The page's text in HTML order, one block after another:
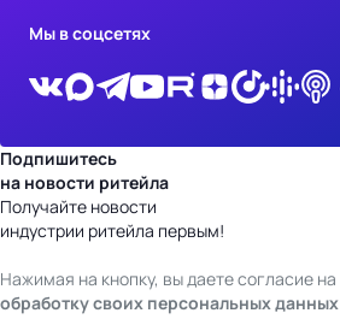
Мы в соцсетях
Подпишитесь
на новости ритейла
Получайте новости
индустрии ритейла первым!
Нажимая на кнопку, вы даете согласие на
обработку своих персональных данных